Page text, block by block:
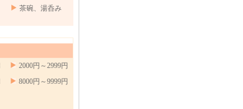
茶碗、湯呑み
2000円～2999円
8000円～9999円